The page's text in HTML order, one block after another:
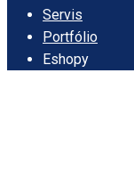
Servis
Portfólio
Eshopy